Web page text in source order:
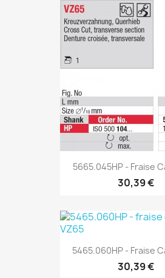
5665.045HP - Fraise
30,39 €
5465.060HP - Fraise
30,39 €